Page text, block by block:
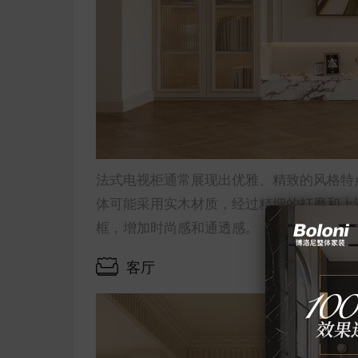
法式电视柜通常展现出优雅、精致的风格
体可能采用实木材质，经过精细的打磨和
框，增加时尚感和通透感。
客厅